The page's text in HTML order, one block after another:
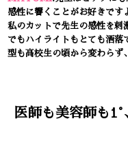
感性に響くことがお好きです
私のカットで先生の感性を刺
でもハイライトもとても洒落
型も高校生の頃から変わらず
医師も美容師も